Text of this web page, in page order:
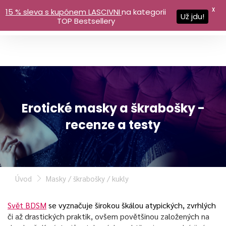
Erotické masky a škrabošky -
recenze a testy
Úvod Masky / škrabošky / kukly
Svět BDSM se vyznačuje širokou škálou atypických, zvrhlých
či až drastických praktik, ovšem povětšinou založených na
15 % sleva s kupónem LASCIVNIna kategorii
TOP Bestsellery
Už jdu!
X